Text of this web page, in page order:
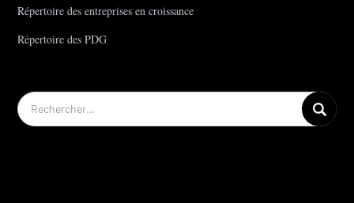
Répertoire des entreprises en croissance
Répertoire des PDG